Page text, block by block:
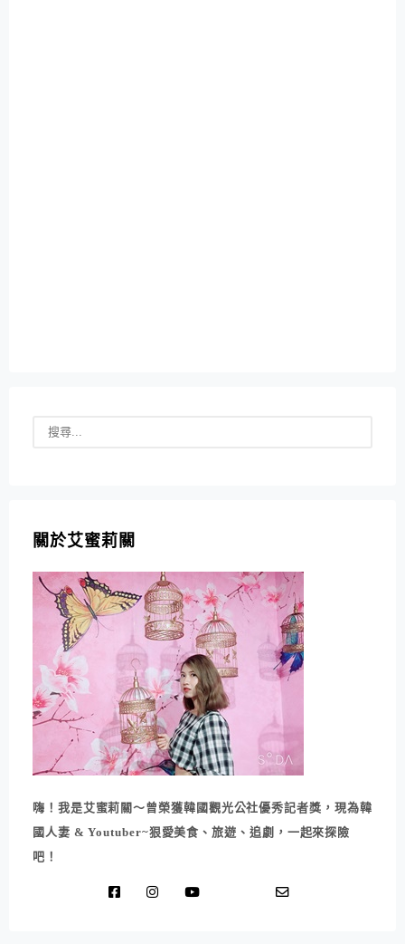
關於艾蜜莉關
嗨！我是艾蜜莉關～曾榮獲韓國觀光公社優秀記者獎，現為韓
國人妻 & Youtuber~狠愛美食、旅遊、追劇，一起來探險
吧！